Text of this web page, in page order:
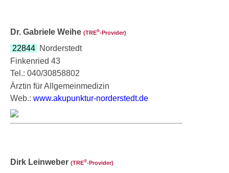
Dr. Gabriele Weihe (TRE®‑Provider)
22844 Norderstedt
Finkenried 43
Tel.: 040/30858802
Ärztin für Allgemeinmedizin
Web.: www.akupunktur-norderstedt.de
Dirk Leinweber (TRE®‑Provider)